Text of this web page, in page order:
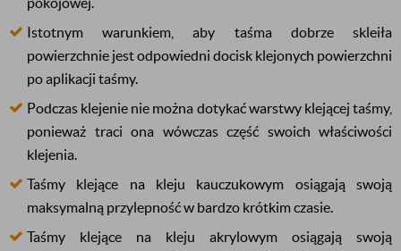
Istotnym warunkiem, aby taśma dobrze skleiła
powierzchnie jest odpowiedni docisk klejonych powierzchni
po aplikacji taśmy.
Podczas klejenie nie można dotykać warstwy klejącej taśmy,
ponieważ traci ona wówczas część swoich właściwości
klejenia.
Taśmy klejące na kleju kauczukowym osiągają swoją
maksymalną przylepność w bardzo krótkim czasie.
Taśmy klejące na kleju akrylowym osiągają swoją